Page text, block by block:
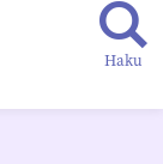
Haku